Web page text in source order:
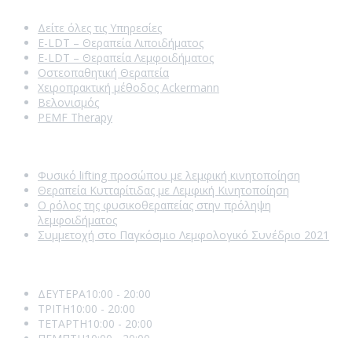
Δείτε όλες τις Υπηρεσίες
E-LDT – Θεραπεία Λιποιδήματος
E-LDT – Θεραπεία Λεμφοιδήματος
Οστεοπαθητική Θεραπεία
Χειροπρακτική μέθοδος Ackermann
Βελονισμός
PEMF Therapy
Φυσικό lifting προσώπου με λεμφική κινητοποίηση
Θεραπεία Κυτταρίτιδας με Λεμφική Κινητοποίηση
Ο ρόλος της φυσικοθεραπείας στην πρόληψη
λεμφοιδήματος
Συμμετοχή στο Παγκόσμιο Λεμφολογικό Συνέδριο 2021
ΔΕΥΤΕΡΑ10:00 - 20:00
ΤΡΙΤΗ10:00 - 20:00
ΤΕΤΑΡΤΗ10:00 - 20:00